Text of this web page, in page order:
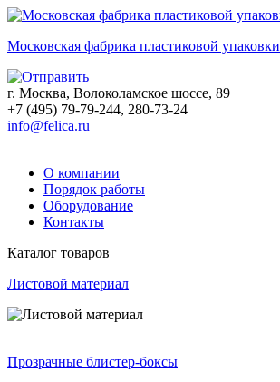
Московская фабрика пластиковой упаковки
г. Москва, Волоколамское шоссе, 89
+7 (495) 79-79-244, 280-73-24
info@felica.ru
О компании
Порядок работы
Оборудование
Контакты
Каталог товаров
Листовой материал
Прозрачные блистер-боксы